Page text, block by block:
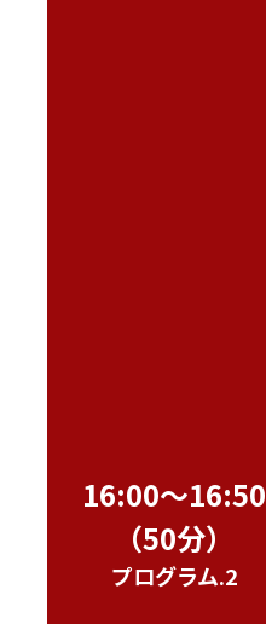
16:00～16:50
（50分）
プログラム.2